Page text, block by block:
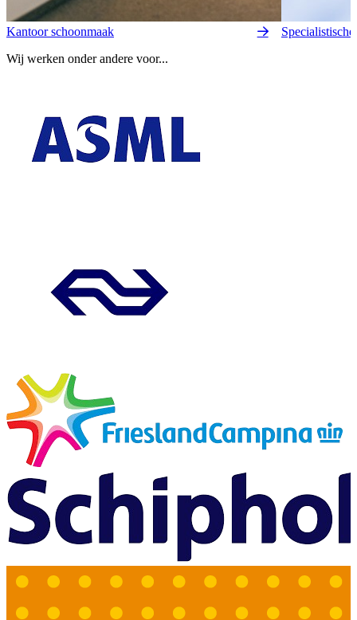
Kantoor schoonmaak
Wij werken onder andere voor...